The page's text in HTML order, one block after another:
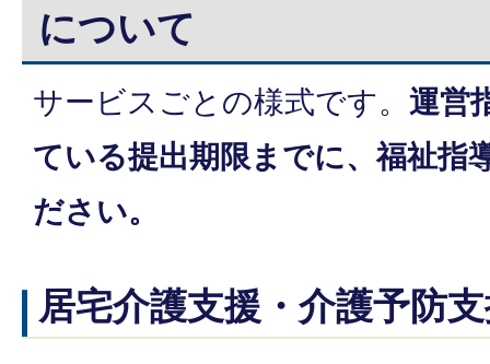
について
サービスごとの様式です。 運営
ている提出期限までに、福祉指
ださい。
居宅介護支援・介護予防